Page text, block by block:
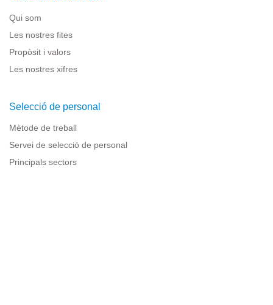
Qui som
Les nostres fites
Propòsit i valors
Les nostres xifres
Selecció de personal
Mètode de treball
Servei de selecció de personal
Principals sectors